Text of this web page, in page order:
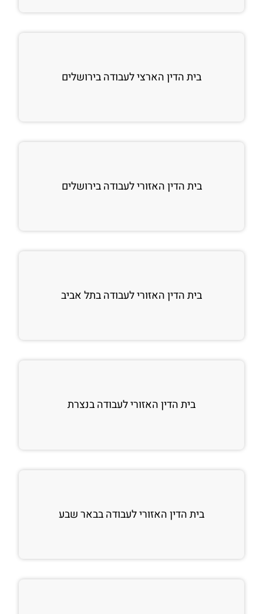
בית הדין הארצי לעבודה בירושלים
בית הדין האזורי לעבודה בירושלים
בית הדין האזורי לעבודה בתל אביב
בית הדין האזורי לעבודה בנצרת
בית הדין האזורי לעבודה בבאר שבע